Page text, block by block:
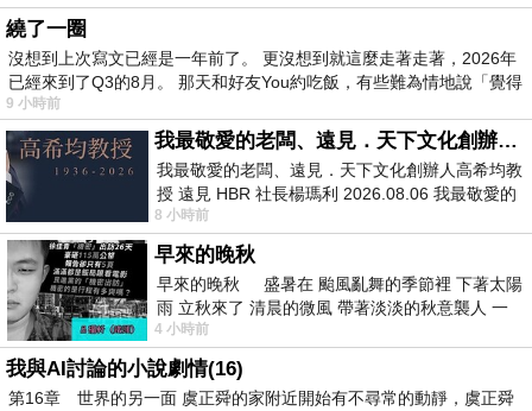
而這次的體驗除了有不敗的商品～碧兒泉奇蹟活源精露之
外
還多了兩瓶小ml裝的試用品～
右上的是碧兒泉肌底保濕晶萃凝凍
而右下的藍色圓小瓶裝的是
建議想要擁有保濕又超彈潤的美肌，可以三款搭配使用的
方式如下：
奇蹟活源活化面膜(敷
肌底保濕晶萃凝凍
繞了一圈
沒想到上次寫文已經是一年前了。 更沒想到就這麼走著走著，2026年
已經來到了Q3的8月。 那天和好友You約吃飯，有些難為情地說「覺得
9 小時前
我最敬愛的老闆、遠見．天下文化創辦人高希均教授
我最敬愛的老闆、遠見．天下文化創辦人高希均教
授 遠見 HBR 社長楊瑪利 2026.08.06 我最敬愛的
老闆、遠見．天下文化創辦人高希均教
8 小時前
早來的晚秋
早來的晚秋 盛暑在 颱風亂舞的季節裡 下著太陽
雨 立秋來了 清晨的微風 帶著淡淡的秋意襲人 一
下子 又被赤
4 小時前
我與AI討論的小說劇情(16)
第16章 世界的另一面 虞正舜的家附近開始有不尋常的動靜，虞正舜